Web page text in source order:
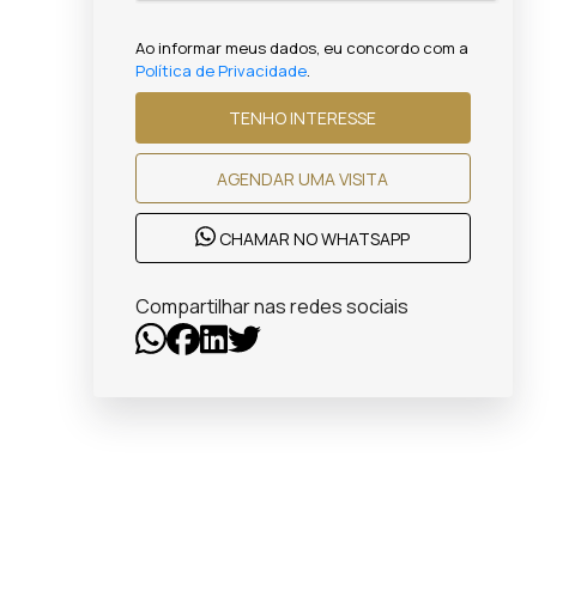
Ao informar meus dados, eu concordo com a
Política de Privacidade.
TENHO INTERESSE
AGENDAR UMA VISITA
CHAMAR NO WHATSAPP
Compartilhar nas redes sociais